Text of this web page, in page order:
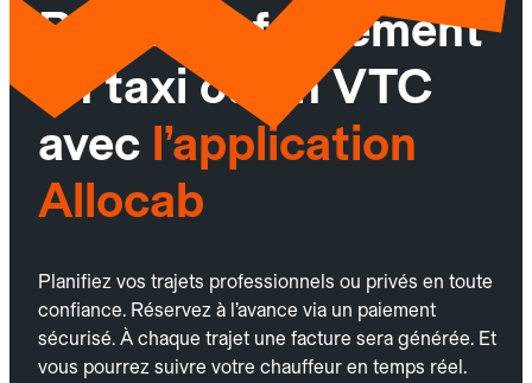
Réservez facilement
un taxi ou un VTC
avec l’application
Allocab
Planifiez vos trajets professionnels ou privés en toute
confiance. Réservez à l’avance via un paiement
sécurisé. À chaque trajet une facture sera générée. Et
vous pourrez suivre votre chauffeur en temps réel.